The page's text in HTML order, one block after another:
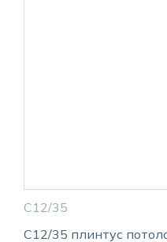
С12/35
С12/35 плинтус